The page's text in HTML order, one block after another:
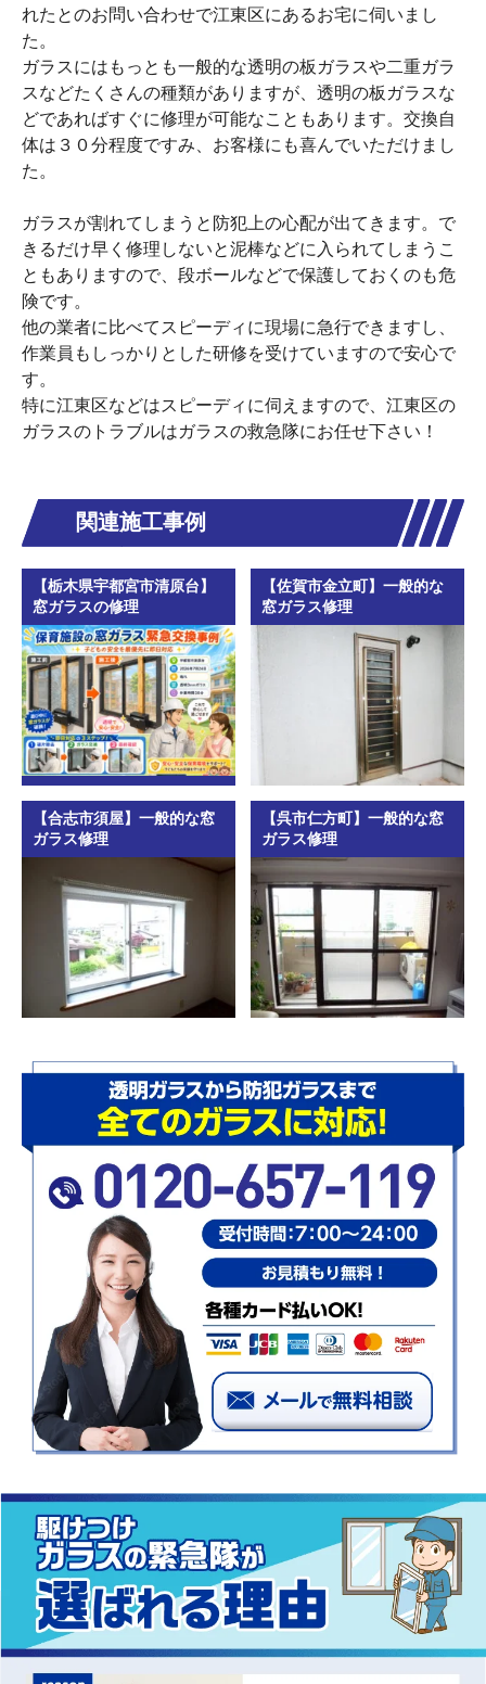
れたとのお問い合わせで江東区にあるお宅に伺いまし
た。
ガラスにはもっとも一般的な透明の板ガラスや二重ガラ
スなどたくさんの種類がありますが、透明の板ガラスな
どであればすぐに修理が可能なこともあります。交換自
体は３０分程度ですみ、お客様にも喜んでいただけまし
た。
ガラスが割れてしまうと防犯上の心配が出てきます。で
きるだけ早く修理しないと泥棒などに入られてしまうこ
ともありますので、段ボールなどで保護しておくのも危
険です。
他の業者に比べてスピーディに現場に急行できますし、
作業員もしっかりとした研修を受けていますので安心で
す。
特に江東区などはスピーディに伺えますので、江東区の
ガラスのトラブルはガラスの救急隊にお任せ下さい！
関連施工事例
【栃木県宇都宮市清原台】
窓ガラスの修理
【佐賀市金立町】一般的な
窓ガラス修理
【合志市須屋】一般的な窓
ガラス修理
【呉市仁方町】一般的な窓
ガラス修理